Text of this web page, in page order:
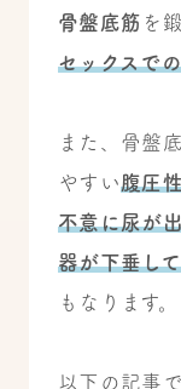
骨盤底筋 を
セックスで
また、骨盤
やすい腹圧
不意に尿が
器が下垂し
もなります。
以下の記事で